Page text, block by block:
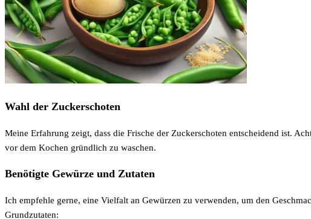
Wahl der Zuckerschoten
Meine Erfahrung zeigt, dass die Frische der Zuckerschoten entscheidend ist.
vor dem Kochen gründlich zu waschen.
Benötigte Gewürze und Zutaten
Ich empfehle gerne, eine Vielfalt an Gewürzen zu verwenden, um den
Grundzutaten: